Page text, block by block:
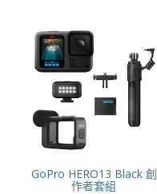
GoPro HERO13 Black 創
作者套組